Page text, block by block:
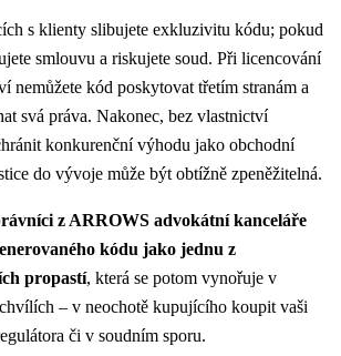
s klienty slibujete exkluzivitu kódu; pokud
smlouvu a riskujete soud. Při licencování
nemůžete kód poskytovat třetím stranám a
svá práva. Nakonec, bez vlastnictví
konkurenční výhodu jako obchodní
do vývoje může být obtížně zpeněžitelná.
z ARROWS advokátní kanceláře
kódu jako jednu z
propastí, která se potom vynořuje v
– v neochotě kupujícího koupit vaši
či v soudním sporu.